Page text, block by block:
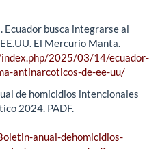
Ecuador busca integrarse al
El Mercurio Manta.
2025/03/14/ecuador-
antinarcoticos-de-ee-uu/
de homicidios intencionales
2024. PADF.
anual-dehomicidios-